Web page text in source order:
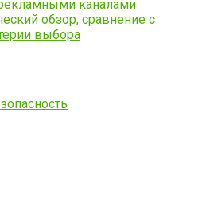
каналами
обзор, сравнение с
выбора